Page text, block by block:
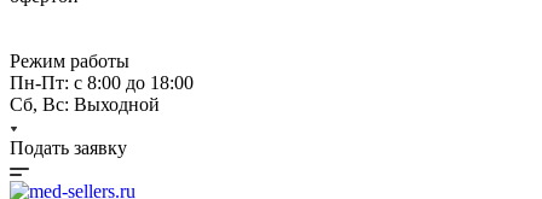
Режим работы
Пн-Пт: с 8:00 до 18:00
Сб, Вс: Выходной
Подать заявку